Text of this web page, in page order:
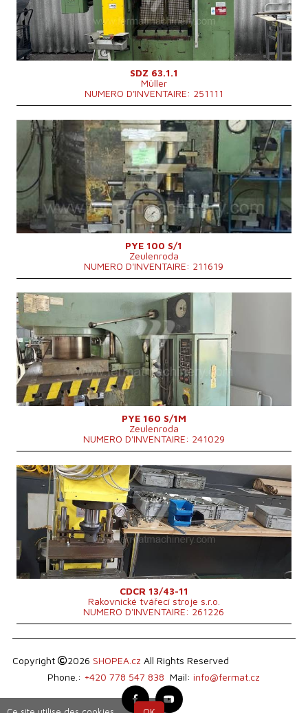
Système de contrôle
NON
SDZ 63.1.1
Müller
NUMERO D'INVENTAIRE: 251111
Année de production:
0
Force de formage nominale de la presse100 t
Les dimensions de la zonne de travaille 750x560 mm
Dimensions du bélier (u lisu)
530x400 mm
Puissance du moteur principal
15 kW
Dimensions hors tout
1900x1200x3030 mm
Poids totale de la machine
5000 kg
Course maxi du bélier
500 mm
Bras atteint
360 mm
PYE 100 S/1
Zeulenroda
NUMERO D'INVENTAIRE: 211619
Année de production:
1984
Force de formage nominale de la presse160 t
Les dimensions de la zonne de travaille
900x630 mm
Puissance du moteur principal
17 kW
Poids totale de la machine
7000 kg
Vitesse d'approche
200 mm/s
Course du bélier
500 mm
Système de contrôle
NON
PYE 160 S/1M
Zeulenroda
NUMERO D'INVENTAIRE: 241029
Année de production:
2009
Force de formage nominale de la presse15 t
Les dimensions de la zonne de travaille mm
Course du bélier
220 mm
Dimensions hors tout
1050x690x1400 mm
Poids totale de la machine
450 kg
Système de contrôle
CDCR 13/43-11
Rakovnické tvářecí stroje s.r.o.
NUMERO D'INVENTAIRE: 261226
Copyright 2026 SHOPEA.cz All Rights Reserved
Phone.: +420 778 547 838 Mail: info@fermat.cz